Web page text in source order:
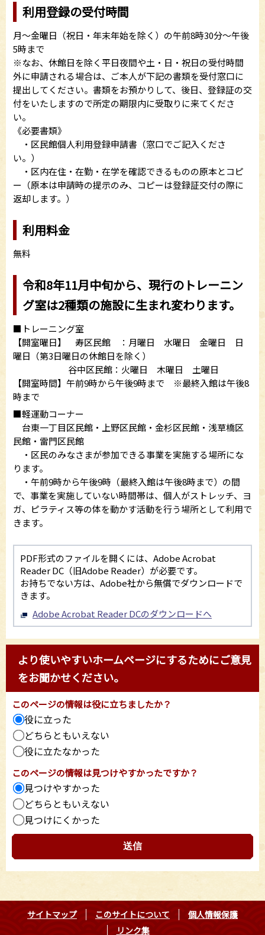
利用登録の受付時間
月～金曜日（祝日・年末年始を除く）の午前8時30分～午後
5時まで
※なお、休館日を除く平日夜間や土・日・祝日の受付時間
外に申請される場合は、ご本人が下記の書類を受付窓口に
提出してください。書類をお預かりして、後日、登録証の交
付をいたしますので所定の期限内に受取りに来てくださ
い。
《必要書類》
・区民館個人利用登録申請書（窓口でご記入くださ
い。）
・区内在住・在勤・在学を確認できるものの原本とコピ
ー（原本は申請時の提示のみ、コピーは登録証交付の際に
返却します。）
利用料金
無料
令和8年11月中旬から、現行のトレーニン
グ室は2種類の施設に生まれ変わります。
■トレーニング室
【開室曜日】 寿区民館 ：月曜日 水曜日 金曜日 日
曜日（第3日曜日の休館日を除く）
谷中区民館：火曜日 木曜日 土曜日
【開室時間】午前9時から午後9時まで ※最終入館は午後8
時まで
■軽運動コーナー
台東一丁目区民館・上野区民館・金杉区民館・浅草橋区
民館・雷門区民館
・区民のみなさまが参加できる事業を実施する場所にな
ります。
・午前9時から午後9時（最終入館は午後8時まで）の間
で、事業を実施していない時間帯は、個人がストレッチ、ヨ
ガ、ピラティス等の体を動かす活動を行う場所として利用で
きます。
PDF形式のファイルを開くには、Adobe Acrobat
Reader DC（旧Adobe Reader）が必要です。
お持ちでない方は、Adobe社から無償でダウンロードで
きます。
Adobe Acrobat Reader DCのダウンロードへ
より使いやすいホームページにするためにご意見
をお聞かせください。
このページの情報は役に立ちましたか？
役に立った
どちらともいえない
役に立たなかった
このページの情報は見つけやすかったですか？
見つけやすかった
どちらともいえない
見つけにくかった
サイトマップ このサイトについて
個人情報保護
リンク集